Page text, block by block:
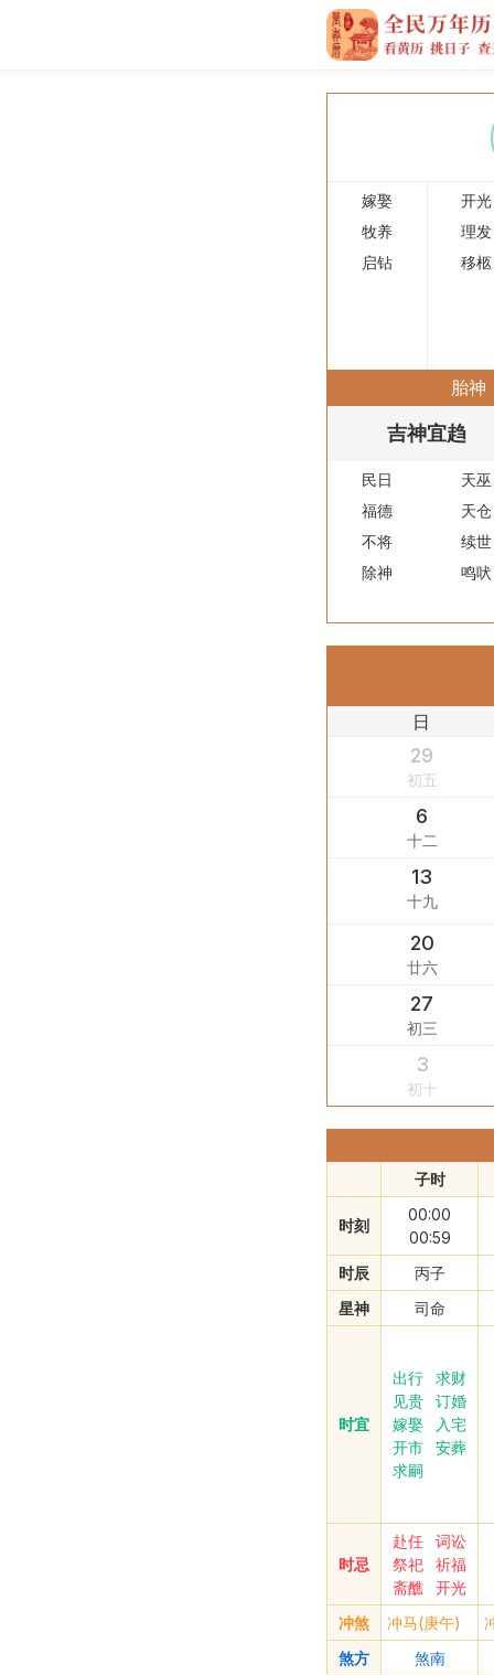
嫁娶
开光
牧养
理发
启钻
移柩
胎神
吉神宜趋
民日
天巫
福德
天仓
不将
续世
除神
鸣吠
日
29
初五
6
十二
13
十九
20
廿六
27
初三
3
初十
子时
时刻
00:00
00:59
时辰
丙子
星神
司命
时宜
出行
求财
见贵
订婚
嫁娶
入宅
开市
安葬
求嗣
时忌
赴任
词讼
祭祀
祈福
斋醮
开光
冲煞
冲马(庚午)
煞方
煞南